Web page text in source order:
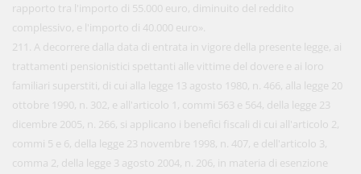
rapporto tra l'importo di 55.000 euro, diminuito del reddito
complessivo, e l'importo di 40.000 euro».
211. A decorrere dalla data di entrata in vigore della presente legge, ai
trattamenti pensionistici spettanti alle vittime del dovere e ai loro
familiari superstiti, di cui alla legge 13 agosto 1980, n. 466, alla legge 20
ottobre 1990, n. 302, e all'articolo 1, commi 563 e 564, della legge 23
dicembre 2005, n. 266, si applicano i benefìci fiscali di cui all'articolo 2,
commi 5 e 6, della legge 23 novembre 1998, n. 407, e dell'articolo 3,
comma 2, della legge 3 agosto 2004, n. 206, in materia di esenzione